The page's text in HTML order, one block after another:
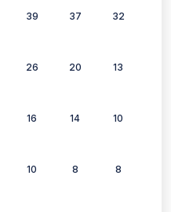
39 37 32
26 20 13
16 14 10
10 8 8